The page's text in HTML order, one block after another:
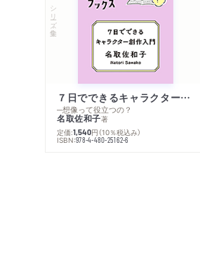
シリーズ・全集
７日でできるキャラクター創作入門
─想像って役立つの？
名取佐和子著
定価:1,540円 （10％税込み）
ISBN:978-4-480-25162-6